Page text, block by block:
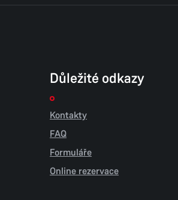
Důležité odkazy
Kontakty
FAQ
Formuláře
Online rezervace